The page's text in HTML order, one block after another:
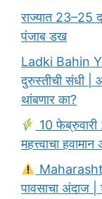
राज्यात 23–25
पंजाब डख
Ladki Bahin
दुरुस्तीची संधी |
थांबणार का?
10 फेब्रुवारी
महत्त्वाचा
पावसाचा अंदाज |